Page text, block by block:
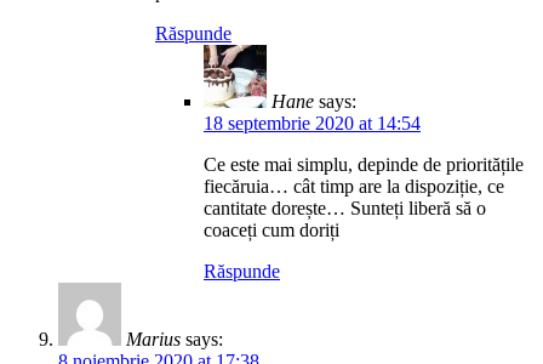
Răspunde
Hane says:
18 septembrie 2020 at 14:54
Ce este mai simplu, depinde de prioritățile
fiecăruia… cât timp are la dispoziție, ce
cantitate dorește… Sunteți liberă să o
coaceți cum doriți
Răspunde
Marius says: